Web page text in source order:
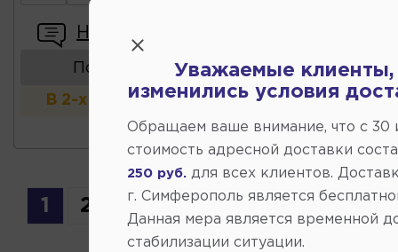
Написать отзыв
Показать аналоги
В 2-х и более магазинах
1 2 3 4 5 6 7 ... 20
Уважаемые клиенты,
изменились условия
Обращаем ваше внимание, что c 30
стоимость адресной доставки
250 руб.
для всех клиентов.
г. Симферополь является
Данная мера является временной
стабилизации ситуации.